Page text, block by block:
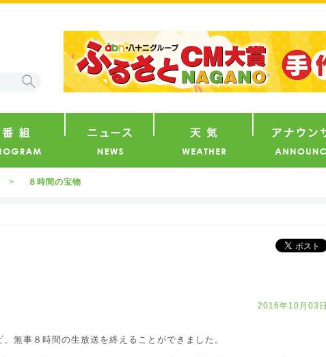
８時間の宝物
2016年10月03日
無事８時間の生放送を終えることができました。